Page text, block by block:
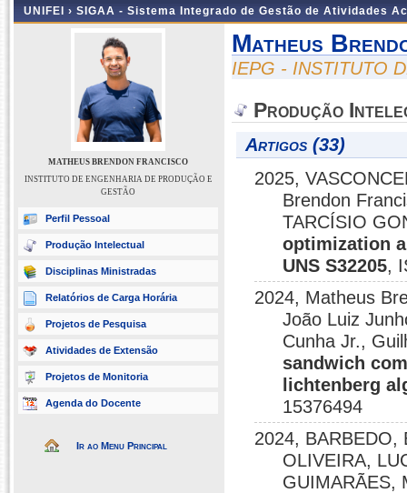
UNIFEI › SIGAA - Sistema Integrado de Gestão de Atividades
MATHEUS BRENDON FRANCISCO
INSTITUTO DE ENGENHARIA DE PRODUÇÃO E
GESTÃO
Perfil Pessoal
Produção Intelectual
Disciplinas Ministradas
Relatórios de Carga Horária
Projetos de Pesquisa
Atividades de Extensão
Projetos de Monitoria
Agenda do Docente
Ir ao Menu Principal
Matheus
IEPG - INSTITUTO
Produção
Artigos (33)
2025,
Brendon
TARCÍSIO
optimization
UNS S32205,
2024, Matheus
João Luiz
Cunha Jr.,
sandwich
lichtenberg
15376494
2024, BARBEDO,
OLIVEIRA,
GUIMARÃES,